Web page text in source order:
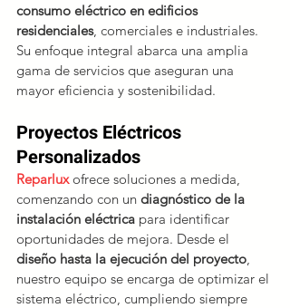
consumo eléctrico en edificios
residenciales, comerciales e industriales.
Su enfoque integral abarca una amplia
gama de servicios que aseguran una
mayor eficiencia y sostenibilidad.
Proyectos Eléctricos
Personalizados
Reparlux ofrece soluciones a medida,
comenzando con un diagnóstico de la
instalación eléctrica para identificar
oportunidades de mejora. Desde el
diseño hasta la ejecución del proyecto
nuestro equipo se encarga de optimizar el
sistema eléctrico, cumpliendo siempre